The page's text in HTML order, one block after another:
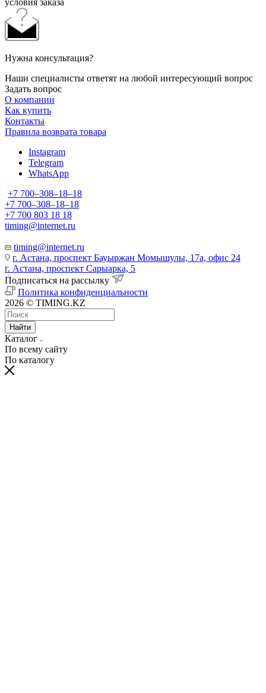
Нужна консультация?
Наши специалисты ответят на любой интересующий вопрос
Задать вопрос
О компании
Как купить
Контакты
Правила возврата товара
Instagram
Telegram
WhatsApp
+7 700‒308‒18‒18
+7 700‒308‒18‒18
+7 700 803 18 18
timing@internet.ru
timing@internet.ru
г. Астана, проспект Бауыржан Момышулы, 17а, офис 24
г. Астана, проспект Сарыарка, 5
Подписаться на рассылку
Политика конфиденциальности
2026 © TIMING.KZ
Найти
Каталог
По всему сайту
По каталогу